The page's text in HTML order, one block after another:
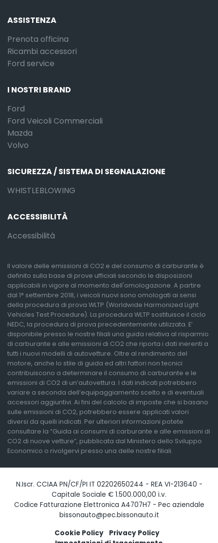
ASSISTENZA
Prenota officina
Ricambi accessori
Ford service
I NOSTRI BRAND
Ford
Ford Veicoli Commerciali
Mazda
Volvo
SICUREZZA / SISTEMA DI SEGNALAZIONE
WHISTLEBLOWING
ACCESSIBILITÀ
Accessibilità
Il valore delle emissioni di CO2 e del consumo di carburante è
definito sulla base di prove ufficiali secondo le disposizioni
applicabili in vigore al momento dell'omologazione. A partire
dal 1° settembre 2018, i veicoli nuovi sono omologati ai sensi
della procedura di prova WLTP (Worldwide Harmonized Light
Vehicles Test Procedure). La procedura WLTP sostituisce il ciclo
NEDC, la procedura di prova precedentemente utilizzata. E’
disponibile presso le nostre filiali una guida relativa al risparmio
di carburante e alle emissioni di CO2 che riporta i dati inerenti a
tutti i nuovi modelli di autovetture. Oltre al rendimento del
motore, anche lo stile di guida ed altri fattori non tecnici
contribuiscono a determinare il consumo di carburante e le
emissioni di CO2 di un’autovettura. I dati indicati potrebbero
variare a seconda dell’equipaggiamento scelto e di eventuali
accessori aggiuntivi. Ai fini del calcolo di imposte che si basano
sulle emissioni di CO2, potrebbero essere applicati valori
diversi da quelli indicati. Per ulteriori informazioni potete
consultare la “Guida ai consumi di carburante e alle emissioni di
CO2 di nuove vetture”, pubblicata dal Ministero dello Sviluppo
Economico o rivolgervi presso una delle nostre filiali.
N.Iscr. CCIAA PN/CF/PI IT 02202650244 - REA VI-213640 -
Capitale Sociale € 1.500.000,00 i.v.
Codice Fatturazione Elettronica A4707H7 - Pec aziendale
bissonauto@pec.bissonauto.it
Cookie Policy
Privacy Policy